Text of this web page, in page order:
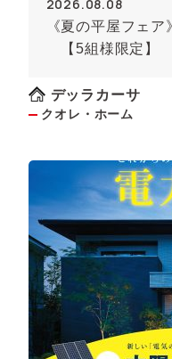
2026.08.08
《夏の平屋フェ
【5組様限定】
デッラカーサ
クオレ・ホーム